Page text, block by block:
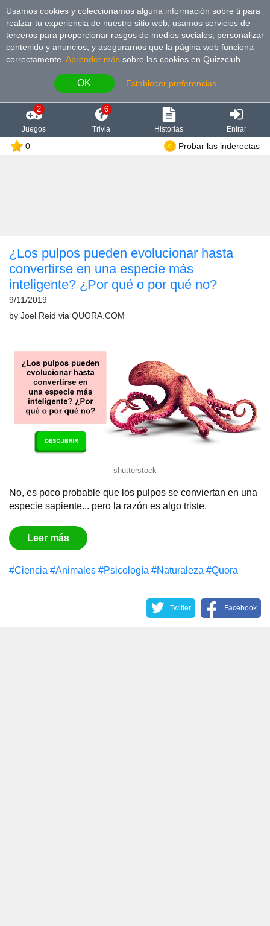
Usamos cookies y coleccionamos alguna información sobre ti para
realzar tu experiencia de nuestro sitio web; usamos servicios de
terceros para proporcionar rasgos de medios sociales, personalizar
contenido y anuncios, y asegurarnos que la página web funciona
correctamente. Aprender más sobre las cookies en Quizzclub.
OK Establecer preferencias
2
Juegos
6
Trivia Historias Entrar
0 Probar las inderectas
¿Los pulpos pueden evolucionar hasta
convertirse en una especie más
inteligente? ¿Por qué o por qué no?
9/11/2019
by Joel Reid via QUORA.COM
shutterstock
No, es poco probable que los pulpos se conviertan en una
especie sapiente... pero la razón es algo triste.
Leer más
#Сiencia #Animales #Psicología #Naturaleza #Quora
Twitter Facebook